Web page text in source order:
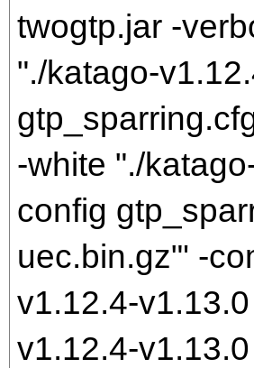
twogtp.jar -
"./katago-
-white "./
config
uec.bin.gz"' -
v1.12.4-v1.13.0
v1.12.4-v1.13.0